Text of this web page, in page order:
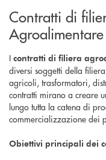
Contratti di
Agroalimentare
I contratti di filiera
diversi soggetti della
agricoli, trasformatori,
contratti mirano a creare
lungo tutta la catena di
commercializzazione dei
Obiettivi principali dei